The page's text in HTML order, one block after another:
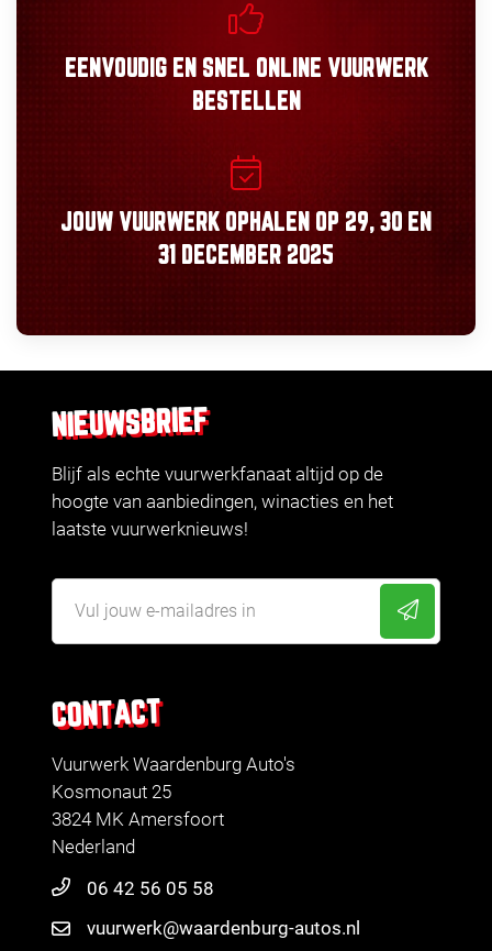
EENVOUDIGEN SNEL ONLINE VUURWERK
BESTELLEN
JOUW VUURWERK OPHALEN OP 29, 30 EN
31 DECEMBER 2025
CONTACT
Vuurwerk Waardenburg Auto's
Kosmonaut 25
3824 MK Amersfoort
Nederland
06 42 56 05 58
vuurwerk@waardenburg-autos.nl
NIEUWSBRIEF
Blijf als echte vuurwerkfanaat altijd op de
hoogte van aanbiedingen, winacties en het
laatste vuurwerknieuws!